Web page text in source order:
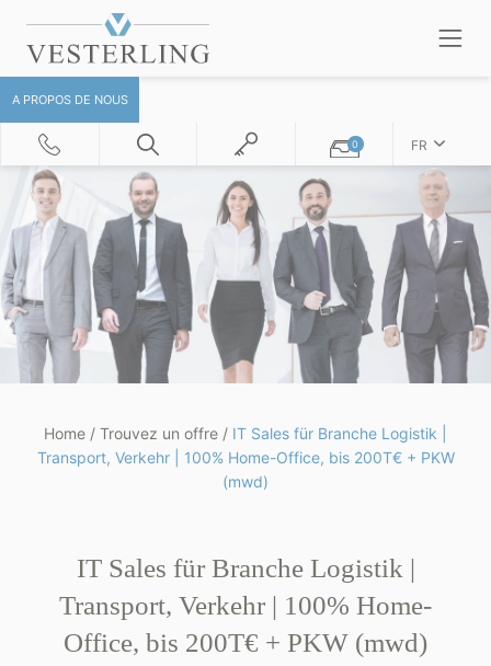
A PROPOS DE NOUS
0 FR
Home / Trouvez un offre / IT Sales für Branche Logistik |
Transport, Verkehr | 100% Home-Office, bis 200T€ + PKW
(mwd)
IT Sales für Branche Logistik |
Transport, Verkehr | 100% Home-
Office, bis 200T€ + PKW (mwd)